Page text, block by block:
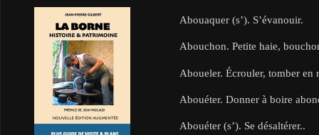
Abouaquer (s’). S’évanouir.
Abouchon. Petite haie,
Aboueler. Écrouler, tomber en
Abouéter. Donner à boire
Abouéter (s’). Se désaltérer..